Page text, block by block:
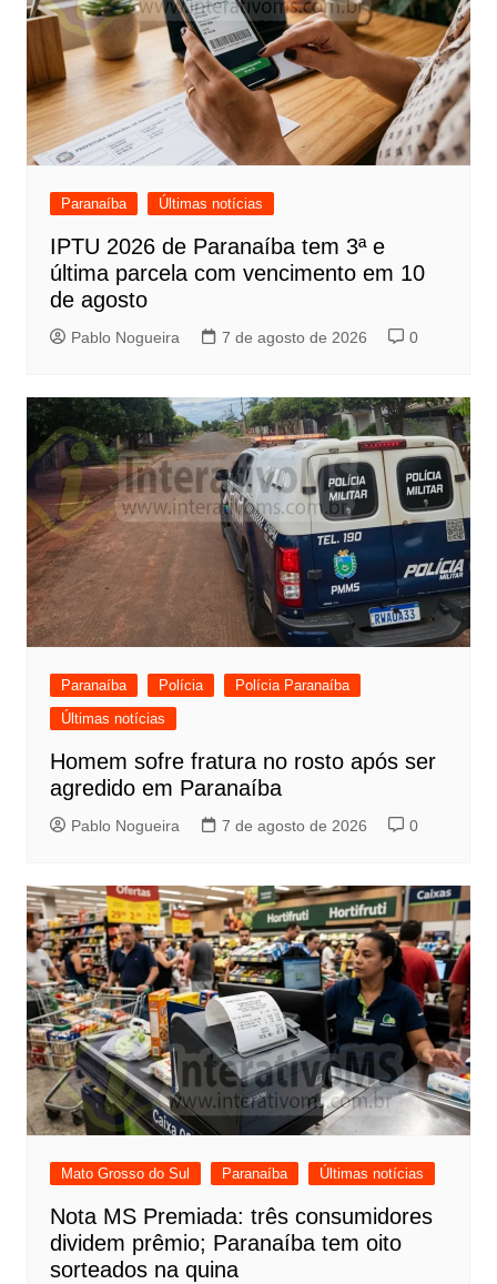
Paranaíba Últimas notícias
IPTU 2026 de Paranaíba tem 3ª e
última parcela com vencimento em 10
de agosto
Pablo Nogueira 7 de agosto de 2026 0
Paranaíba Polícia
Polícia Paranaíba
Últimas notícias
Homem sofre fratura no rosto após ser
agredido em Paranaíba
Pablo Nogueira 7 de agosto de 2026 0
Mato Grosso do Sul Paranaíba Últimas notícias
Nota MS Premiada: três consumidores
dividem prêmio; Paranaíba tem oito
sorteados na quina